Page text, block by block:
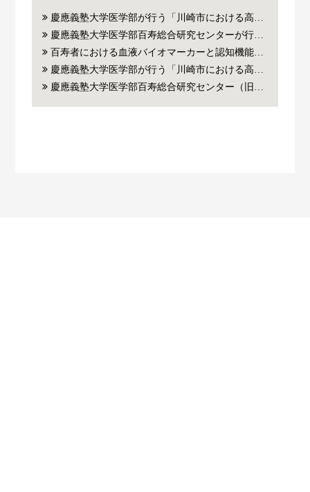
慶應義塾大学医学部が行う「川崎市における高齢者の健康と暮らし方に関する学術調査」にご参加いただいた方
慶應義塾大学医学部百寿総合研究センターが行う百寿者・超百寿者研究にご参加いただいたご本人およびご家族の皆様の血液から抽出した遺伝子(DNA)やリボ核酸（RNA）を用いた医学系研究に対するご協力のお願い
百寿者における血液バイオマーカーと認知機能・死亡リスクの関連についての論文がJAMA Network Open誌に掲載されました。
慶應義塾大学医学部が行う「川崎市における高齢者の健康と暮らし方に関する学術調査」にご参加いただいた方
慶應義塾大学医学部百寿総合研究センター（旧老年内科）が行った百寿者・超百寿者研究にご参加いただいたご本人の血液老化指標（バイオマーカー）、遺伝子解析データを用いた医学系研究に対するご協力のお願い